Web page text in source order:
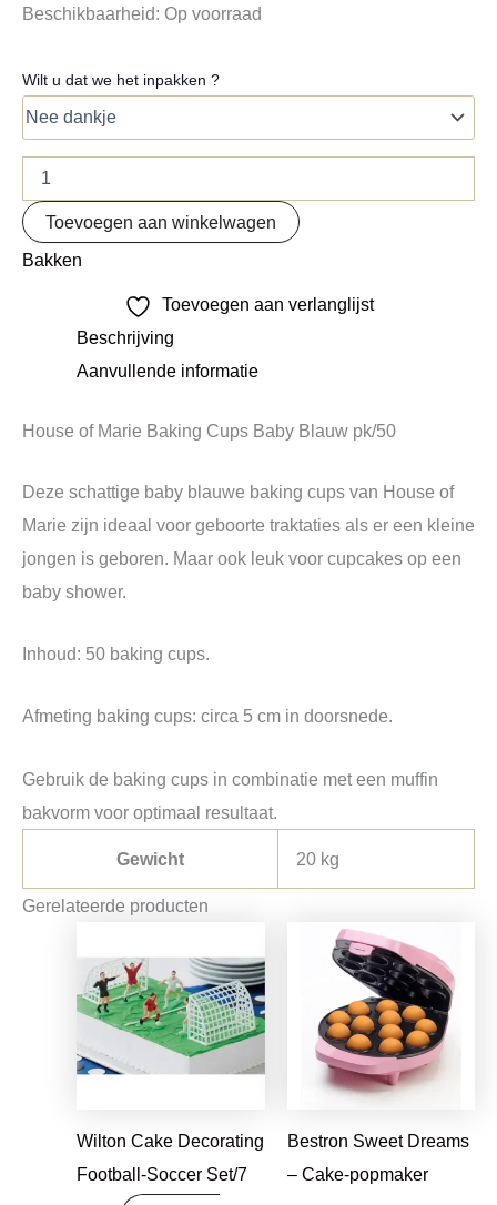
Beschikbaarheid: Op voorraad
Wilt u dat we het inpakken ?
Toevoegen aan winkelwagen
Bakken
Toevoegen aan verlanglijst
Beschrijving
Aanvullende informatie
House of Marie Baking Cups Baby Blauw pk/50
Deze schattige baby blauwe baking cups van House of
Marie zijn ideaal voor geboorte traktaties als er een kleine
jongen is geboren. Maar ook leuk voor cupcakes op een
baby shower.
Inhoud: 50 baking cups.
Afmeting baking cups: circa 5 cm in doorsnede.
Gebruik de baking cups in combinatie met een muffin
bakvorm voor optimaal resultaat.
Gewicht 20 kg
Gerelateerde producten
Wilton Cake Decorating
Football-Soccer Set/7
Bestron Sweet Dreams
– Cake-popmaker
Oorspronkelijke
prijs
was:
€32,99.
prijs
is:
€27,50.